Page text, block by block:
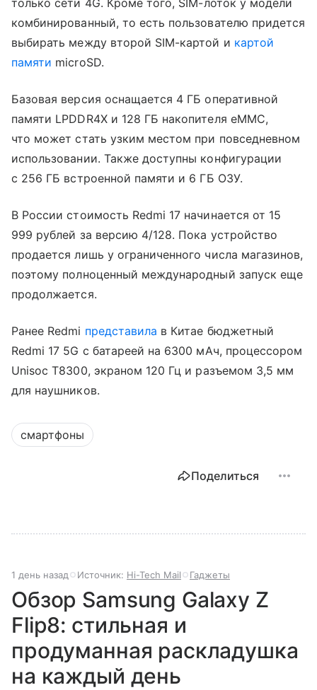
только сети 4G. Кроме того, SIM-лоток у модели
комбинированный, то есть пользователю придется
выбирать между второй SIM-картой и картой
памяти microSD.
Базовая версия оснащается 4 ГБ оперативной
памяти LPDDR4X и 128 ГБ накопителя eMMC,
что может стать узким местом при повседневном
использовании. Также доступны конфигурации
с 256 ГБ встроенной памяти и 6 ГБ ОЗУ.
В России стоимость Redmi 17 начинается от 15
999 рублей за версию 4/128. Пока устройство
продается лишь у ограниченного числа магазинов,
поэтому полноценный международный запуск еще
продолжается.
Ранее Redmi представила в Китае бюджетный
Redmi 17 5G с батареей на 6300 мАч, процессором
Unisoc T8300, экраном 120 Гц и разъемом 3,5 мм
для наушников.
смартфоны
Поделиться
1 день назад Источник: Hi-Tech Mail Гаджеты
Обзор Samsung Galaxy Z
Flip8: стильная и
продуманная раскладушка
на каждый день